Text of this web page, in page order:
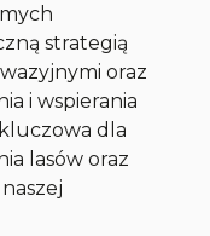
strategią
oraz
i wspierania
dla
lasów oraz